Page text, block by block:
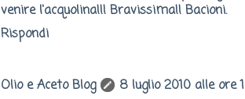
venire l'acquolina!!! Bravissima!! Bacioni.
Rispondi
Olio e Aceto Blog
8 luglio 2010 alle ore